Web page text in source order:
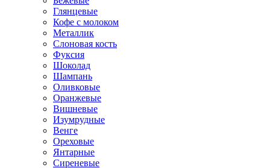
Глянцевые
Кофе с молоком
Металлик
Слоновая кость
Фуксия
Шоколад
Шампань
Оливковые
Оранжевые
Вишневые
Изумрудные
Венге
Ореховые
Янтарные
Сиреневые